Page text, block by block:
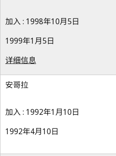
加入 : 1998年10月5日
1999年1月5日
详细信息
安哥拉
加入 : 1992年1月10日
1992年4月10日